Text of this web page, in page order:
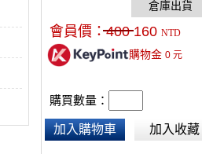
材，保護線材不易被拉扯損壞，或
是工作過程中發生接觸不良的狀
況。
會員價：400 160 NTD
購物金 0元
購買數量：
加入購物車 加入收藏